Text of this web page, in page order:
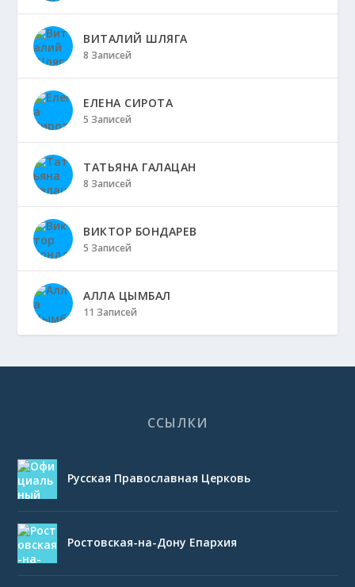
ВИТАЛИЙ ШЛЯГА
8 Записей
ЕЛЕНА СИРОТА
5 Записей
ТАТЬЯНА ГАЛАЦАН
8 Записей
ВИКТОР БОНДАРЕВ
5 Записей
АЛЛА ЦЫМБАЛ
11 Записей
ССЫЛКИ
Русская Православная Церковь
Ростовская-на-Дону Епархия